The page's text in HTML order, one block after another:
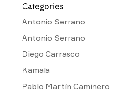
Categories
Antonio Serrano
Antonio Serrano
Diego Carrasco
Kamala
Pablo Martín Caminero